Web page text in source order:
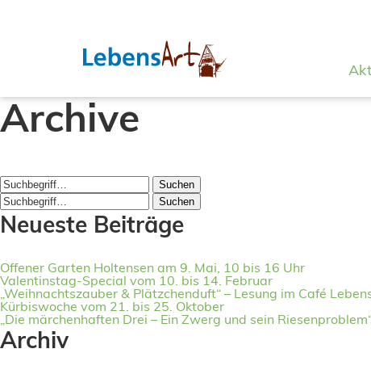
Archive
Suchen
Suchen
Neueste Beiträge
Offener Garten Holtensen am 9. Mai, 10 bis 16 Uhr
Valentinstag-Special vom 10. bis 14. Februar
„Weihnachtszauber & Plätzchenduft“ – Lesung im Café
Kürbiswoche vom 21. bis 25. Oktober
„Die märchenhaften Drei – Ein Zwerg und sein
Archiv